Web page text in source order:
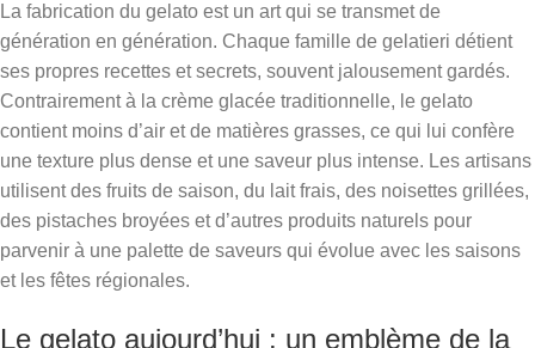
La fabrication du gelato est un art qui se transmet de
génération en génération. Chaque famille de gelatieri détient
ses propres recettes et secrets, souvent jalousement gardés.
Contrairement à la crème glacée traditionnelle, le gelato
contient moins d’air et de matières grasses, ce qui lui confère
une texture plus dense et une saveur plus intense. Les artisans
utilisent des fruits de saison, du lait frais, des noisettes grillées,
des pistaches broyées et d’autres produits naturels pour
parvenir à une palette de saveurs qui évolue avec les saisons
et les fêtes régionales.
Le gelato aujourd’hui : un emblème de la